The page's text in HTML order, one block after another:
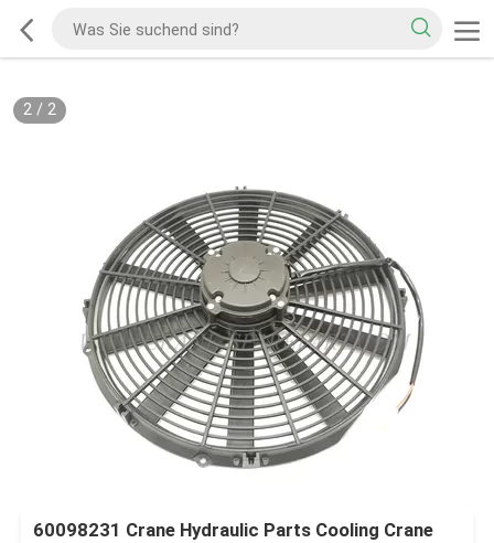
2/ 2
60098231 Crane Hydraulic Parts Cooling Crane